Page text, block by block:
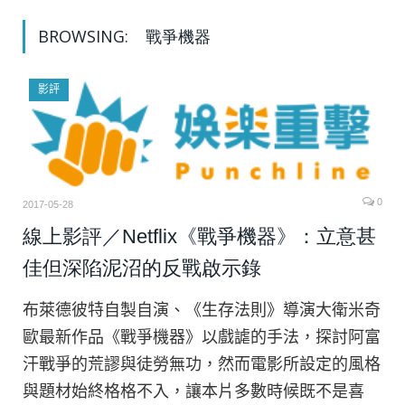
BROWSING: 戰爭機器
影評
2017-05-28 0
線上影評／Netflix《戰爭機器》：立意甚
佳但深陷泥沼的反戰啟示錄
布萊德彼特自製自演、《生存法則》導演大衛米奇
歐最新作品《戰爭機器》以戲謔的手法，探討阿富
汗戰爭的荒謬與徒勞無功，然而電影所設定的風格
與題材始終格格不入，讓本片多數時候既不是喜